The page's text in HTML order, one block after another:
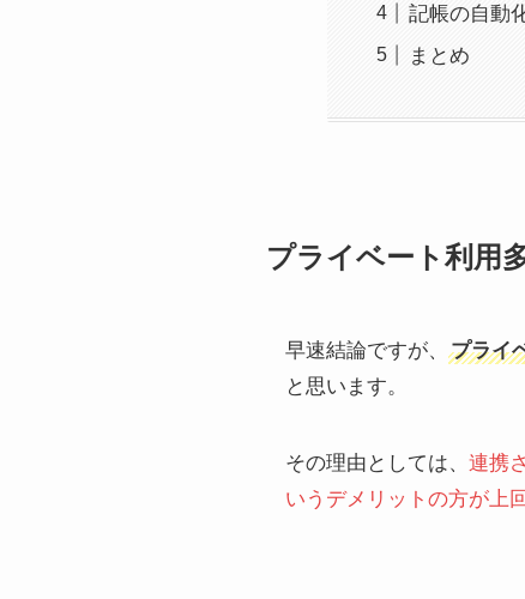
記帳の自動
まとめ
プライベート利用
早速結論ですが、 プライ
と思います。
その理由としては、 連携
いうデメリットの方が上